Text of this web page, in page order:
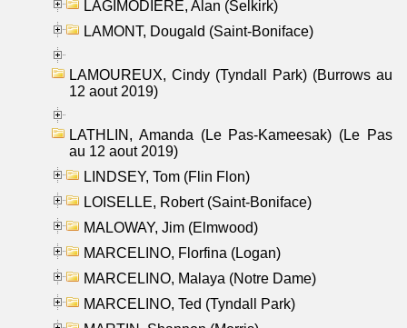
LAGIMODIERE, Alan (Selkirk)
LAMONT, Dougald (Saint-Boniface)
LAMOUREUX, Cindy (Tyndall Park) (Burrows au
12 aout 2019)
LATHLIN, Amanda (Le Pas-Kameesak) (Le Pas
au 12 aout 2019)
LINDSEY, Tom (Flin Flon)
LOISELLE, Robert (Saint-Boniface)
MALOWAY, Jim (Elmwood)
MARCELINO, Florfina (Logan)
MARCELINO, Malaya (Notre Dame)
MARCELINO, Ted (Tyndall Park)